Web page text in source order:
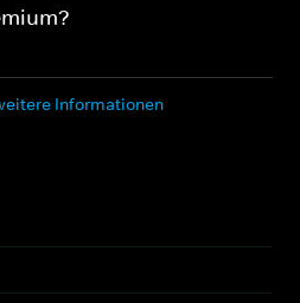
Informationen